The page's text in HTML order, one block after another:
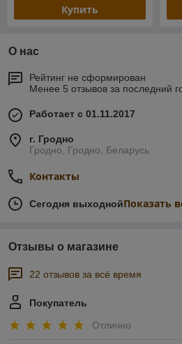
Купить
О нас
Рейтинг не сформирован
Менее 5 отзывов за последний
Работает с 01.11.2017
г. Гродно
Гродно, Гродно, Беларусь
Контакты
Сегодня выходнойПоказать
Отзывы о магазине
22 отзывов за всё время
Покупатель
Отлично